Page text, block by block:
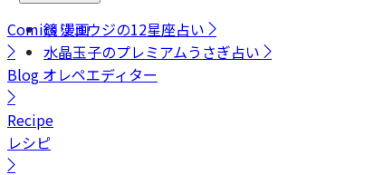
鏡リュウジの12星座占い
水晶玉子のプレミアムうさぎ占い
Comics漫画
Blog オレペエディター
Recipe
レシピ